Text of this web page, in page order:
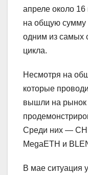
апреле около 16
на общую сумму
одним из самых
цикла.
Несмотря на
которые
вышли на рынок
Среди них —
MegaETH и
В мае ситуация